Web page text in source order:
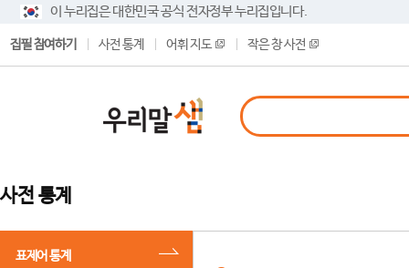
이 누리집은 대한민국 공식 전자정부 누리집입니다.
집필 참여하기 사전 통계 어휘 지도 작은 창 사전
사전 통계
표제어 통계